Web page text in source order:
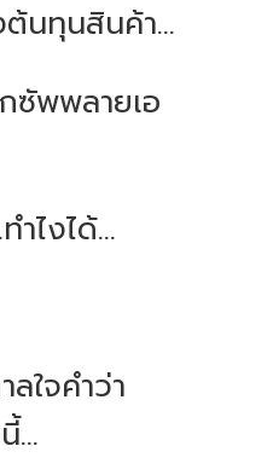
ต้นทุนสินค้า...
ซัพพลายเอ
ำไงได้...
ใจคำว่า
...